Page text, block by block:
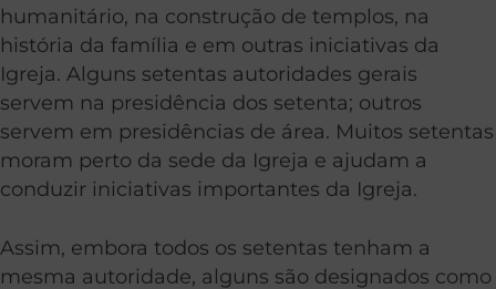
humanitário, na construção de templos, na
história da família e em outras iniciativas da
Igreja. Alguns setentas autoridades gerais
servem na presidência dos setenta; outros
servem em presidências de área. Muitos setentas
moram perto da sede da Igreja e ajudam a
conduzir iniciativas importantes da Igreja.
Assim, embora todos os setentas tenham a
mesma autoridade, alguns são designados como